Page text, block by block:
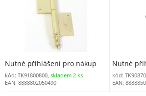
Nutné přihlášení pro nákup
kód: TK91800800, skladem 2 ks
EAN: 8888802050490
Nutné
kód:
EAN: